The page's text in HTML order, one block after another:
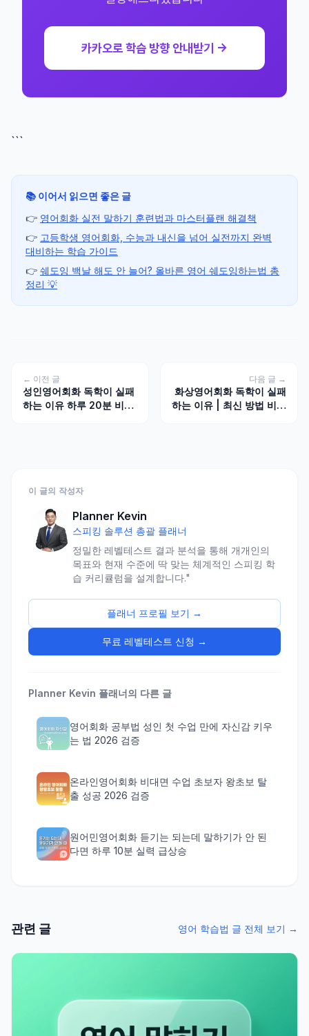
카카오로 학습 방향 안내받기 →
```
📚 이어서 읽으면 좋은 글
👉 영어회화 실전 말하기 훈련법과 마스터플랜 해결책
👉 고등학생 영어회화, 수능과 내신을 넘어 실전까지 완벽
대비하는 학습 가이드
👉 쉐도잉 백날 해도 안 늘어? 올바른 영어 쉐도잉하는법 총
정리 💡
← 이전 글
성인영어회화 독학이 실패
하는 이유 하루 20분 비결
다음 글 →
화상영어회화 독학이 실패
하는 이유 | 최신 방법 비결
이 글의 작성자
Planner Kevin
스피킹 솔루션 총괄 플래너
정밀한 레벨테스트 결과 분석을 통해 개개인의
목표와 현재 수준에 딱 맞는 체계적인 스피킹 학
습 커리큘럼을 설계합니다."
플래너 프로필 보기 →
무료 레벨테스트 신청 →
Planner Kevin 플래너의 다른 글
영어회화 공부법 성인 첫 수업 만에 자신감 키우
는 법 2026 검증
온라인영어회화 비대면 수업 초보자 왕초보 탈
출 성공 2026 검증
원어민영어회화 듣기는 되는데 말하기가 안 된
다면 하루 10분 실력 급상승
관련 글 영어 학습법 글 전체 보기 →